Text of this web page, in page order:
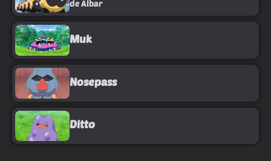
de Albar
Muk
Nosepass
Ditto